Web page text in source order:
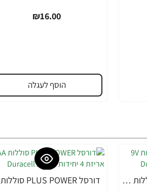
₪16.00
הוסף לעגלה
דורסל PLUS POWER סוללות 9V אריזת 1 יחידות - מבית Duracell